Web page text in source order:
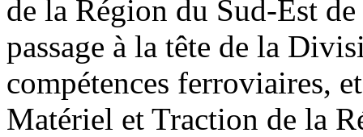
de la Région du Sud-Est
passage à la tête de la
compétences ferroviaires,
Matériel et Traction de la